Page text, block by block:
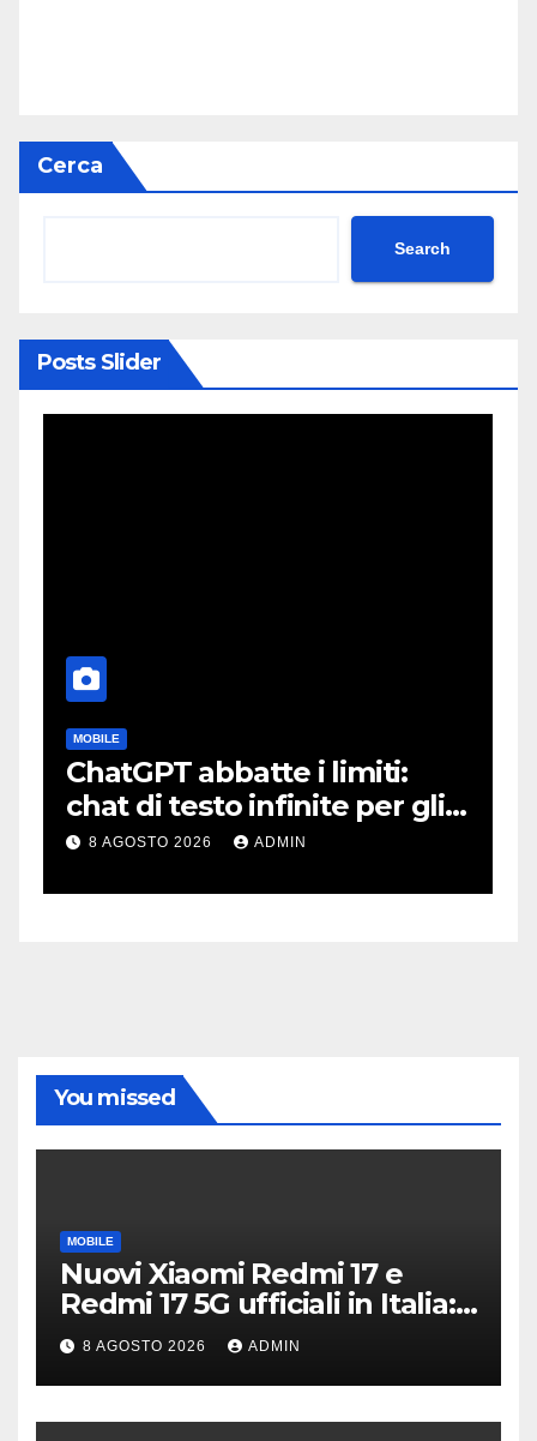
Cerca
Search
Posts Slider
MOBILE
ChatGPT abbatte i limiti:
chat di testo infinite per gli
account gratis e intelligenza
8 AGOSTO 2026 ADMIN
You missed
MOBILE
Nuovi Xiaomi Redmi 17 e
Redmi 17 5G ufficiali in Italia:
specifiche tecniche,
differenze e prezzi
8 AGOSTO 2026 ADMIN